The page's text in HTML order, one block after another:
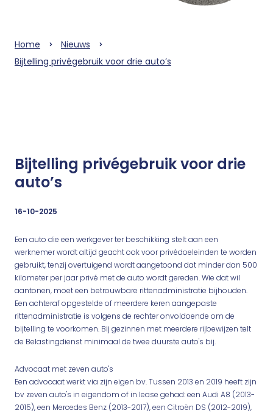
Home
Nieuws
Bijtelling privégebruik voor drie auto’s
Bijtelling privégebruik voor drie
auto’s
16-10-2025
Een auto die een werkgever ter beschikking stelt aan een
werknemer wordt altijd geacht ook voor privédoeleinden te worden
gebruikt, tenzij overtuigend wordt aangetoond dat minder dan 500
kilometer per jaar privé met de auto wordt gereden. Wie dat wil
aantonen, moet een betrouwbare rittenadministratie bijhouden.
Een achteraf opgestelde of meerdere keren aangepaste
rittenadministratie is volgens de rechter onvoldoende om de
bijtelling te voorkomen. Bij gezinnen met meerdere rijbewijzen telt
de Belastingdienst minimaal de twee duurste auto's bij.
Advocaat met zeven auto's
Een advocaat werkt via zijn eigen bv. Tussen 2013 en 2019 heeft zijn
bv zeven auto's in eigendom of in lease gehad: een Audi A8 (2013-
2015), een Mercedes Benz (2013-2017), een Citroën DS (2012-2019),